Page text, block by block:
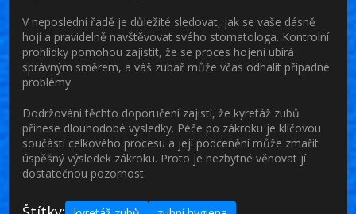
V neposlední řadě je důležité sledovat, jak se vaše dásně
hojí a pravidelně navštěvovat svého stomatologa. Kontrolní
prohlídky pomohou zajistit, že se proces hojení ubírá
správným směrem, a váš zubař může včas odhalit případné
problémy.
Dodržování těchto doporučení zajistí, že kyretáž zubů
přinese dlouhodobé výsledky. Péče po zákroku je klíčovou
součástí celkového procesu a její podcenění může zmařit
úspěšný výsledek zákroku. Proto je nezbytné věnovat jí
dostatečnou pozornost.